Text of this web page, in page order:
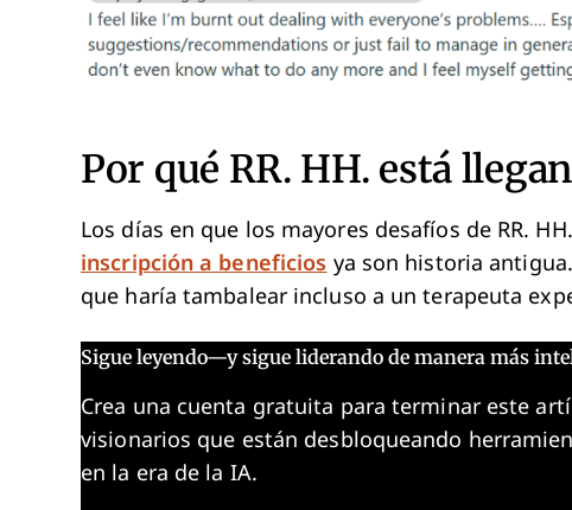
Por qué RR. HH. está
Los días en que los mayores desafíos de RR.
inscripción a beneficios ya son historia
que haría tambalear incluso a un terapeuta
Sigue leyendo—y sigue liderando de manera más
Crea una cuenta gratuita para terminar este
visionarios que están desbloqueando
en la era de la IA.